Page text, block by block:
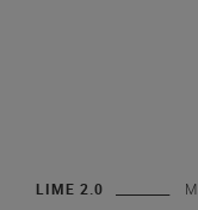
LIME 2.0